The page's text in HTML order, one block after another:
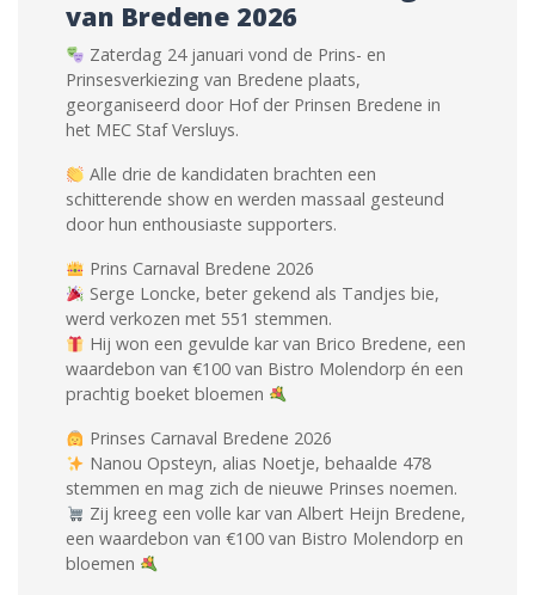
van Bredene 2026
Zaterdag 24 januari vond de Prins- en
Prinsesverkiezing van Bredene plaats,
georganiseerd door Hof der Prinsen Bredene in
het MEC Staf Versluys.
Alle drie de kandidaten brachten een
schitterende show en werden massaal gesteund
door hun enthousiaste supporters.
Prins Carnaval Bredene 2026
Serge Loncke, beter gekend als Tandjes bie,
werd verkozen met 551 stemmen.
Hij won een gevulde kar van Brico Bredene, een
waardebon van €100 van Bistro Molendorp én een
prachtig boeket bloemen
Prinses Carnaval Bredene 2026
Nanou Opsteyn, alias Noetje, behaalde 478
stemmen en mag zich de nieuwe Prinses noemen.
Zij kreeg een volle kar van Albert Heijn Bredene,
een waardebon van €100 van Bistro Molendorp en
bloemen